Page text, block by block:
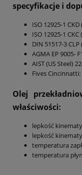
specyfikacje i
ISO 12925-1 CKD
ISO 12925-1 CKC
DIN 51517-3 CLP
AGMA EP 9005-
AIST (US Steel)
Fives Cincinnatti:
Olej
właściwości:
lepkość
lepkość
temperatura
temperatura